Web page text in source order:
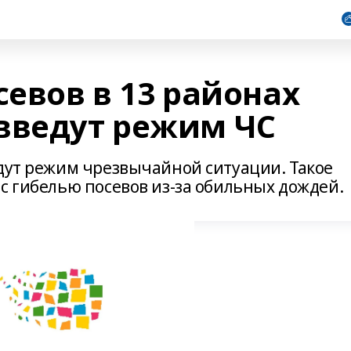
в 13 районах
режим ЧС
режим чрезвычайной ситуации. Такое
гибелью посевов из-за обильных дождей.